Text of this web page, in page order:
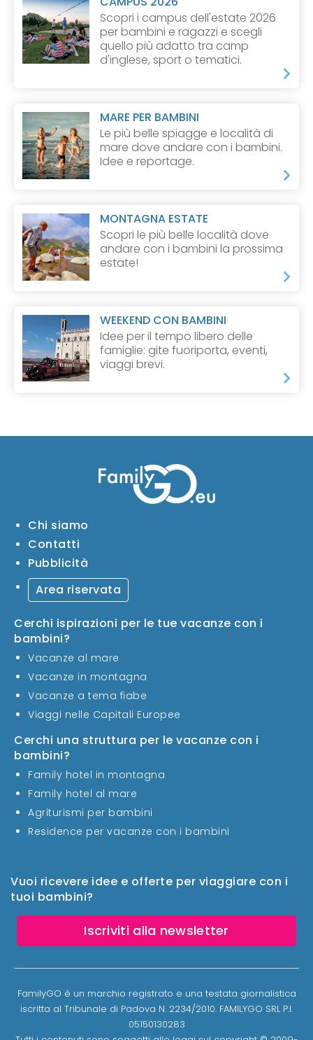
Scopri i campus dell'estate 2026
per bambini e ragazzi e scegli
quello più adatto tra camp
d'inglese, sport o tematici.
MARE PER BAMBINI
Le più belle spiagge e località di
mare dove andare con i bambini.
Idee e reportage.
MONTAGNA ESTATE
Scopri le più belle località dove
andare con i bambini la prossima
estate!
WEEKEND CON BAMBINI
Idee per il tempo libero delle
famiglie: gite fuoriporta, eventi,
viaggi brevi.
Vuoi ricevere idee e offerte per viaggiare con i
tuoi bambini?
Iscriviti alla newsletter
Chi siamo
Contatti
Pubblicità
Area riservata
Cerchi ispirazioni per le tue vacanze con i
bambini?
Vacanze al mare
Vacanze in montagna
Vacanze a tema fiabe
Viaggi nelle Capitali Europee
Cerchi una struttura per le vacanze con i
bambini?
Family hotel in montagna
Family hotel al mare
Agriturismi per bambini
Residence per vacanze con i bambini
FamilyGO è un marchio registrato e una testata giornalistica
iscritta al Tribunale di Padova N. 2234/2010. FAMILYGO SRL P.I.
05150130283